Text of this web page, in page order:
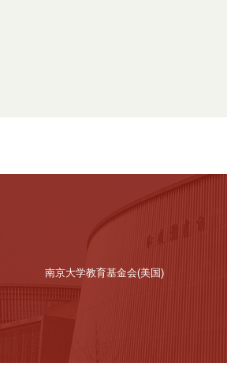
南京大学教育基金会(美国)